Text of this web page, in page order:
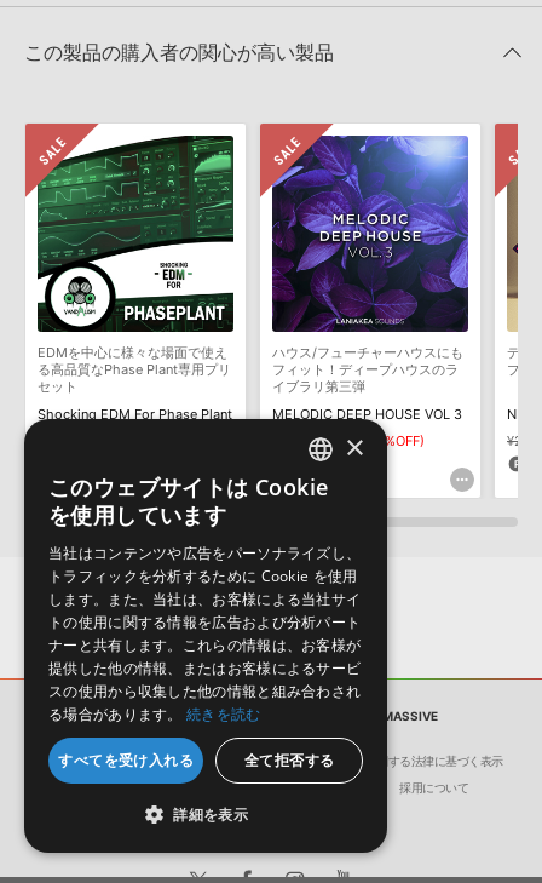
きます際には、NTFSやHFS＋でフォーマットされたHDDをご用意
いただく必要がございます。
知らせするメールの2通が送信されます。メールに記載されており
ます説明に沿って、製品のダウンロード／導入を行って下さい。
サンプルパック製品には、原則として日本語版操作マニュアルをご
用意しておりません。ご購入後のご不明点や詳細に関するお問い合
わせなどは テクニカルサポート
までご連絡ください。
デモソングは、製品収録サウンドを使ってできることを紹介するた
めのデモンストレーション用の楽曲です。原則として、デモソング
そのものをお使いいただくことはできません。また、デモソングを
構成する全てのサウンドが、サンプルパックに含まれていることを
保証するものではありません。
しかねます。
2022.06.06
2022.05.25
マークのついた情報は、該当する製品のご購入ユーザー様専用となって
おります。ご覧頂くには、該当する製品をご購入頂く必要がございます。
BASSLINE HOUSE NI MASSIVEのサポート情報
この製品の購入者の関心が高い製品
EDMを中心に様々な場面で使え
る高品質なPhase Plant専用プリ
セット
Shocking EDM For Phase Plant
ハウス/フューチャーハウスにも
フィット！ディープハウスのラ
イブラリ第三弾
MELODIC DEEP HOUSE VOL 3
¥2,926 ¥1,463(50%OFF)
73pt
ディ
プリ
サンプルパック BASSLINE HOUSE NI MASSIVE
会社概要 環境保護（CSR）への取り組み
特定商取引に関する法律に基づく表示
サイト動作環境
利用規約 個人情報の保護について 採用について
ENGLISH
×
このウェブサイトは Cookie
を使用しています
当社はコンテンツや広告をパーソナライズし、
トラフィックを分析するために Cookie を使用
します。また、当社は、お客様による当社サイ
トの使用に関する情報を広告および分析パート
ナーと共有します。これらの情報は、お客様が
提供した他の情報、またはお客様によるサービ
スの使用から収集した他の情報と組み合わされ
る場合があります。
続きを読む
すべてを受け入れる 全て拒否する
詳細を表示